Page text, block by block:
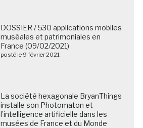
DOSSIER / 530 applications mobiles
muséales et patrimoniales en
France (09/02/2021)
posté le 9 février 2021
La société hexagonale BryanThings
installe son Photomaton et
l’intelligence artificielle dans les
musées de France et du Monde